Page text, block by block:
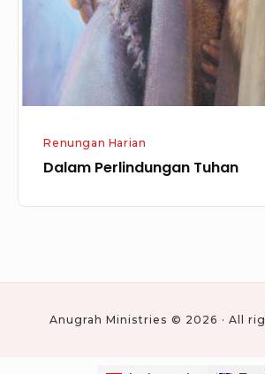
Renungan Harian
Dalam Perlindungan Tuhan
Anugrah Ministries © 2026 · All